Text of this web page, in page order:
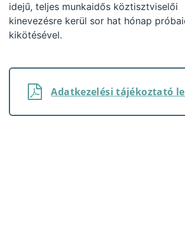
idejű, teljes munkaidős köztisztviselői
kinevezésre kerül sor hat hónap
kikötésével.
Adatkezelési tájékoztató